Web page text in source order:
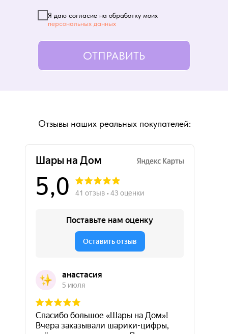
Я даю согласие на обработку моих
персональных данных
ОТПРАВИТЬ
Отзывы наших реальных покупателей: